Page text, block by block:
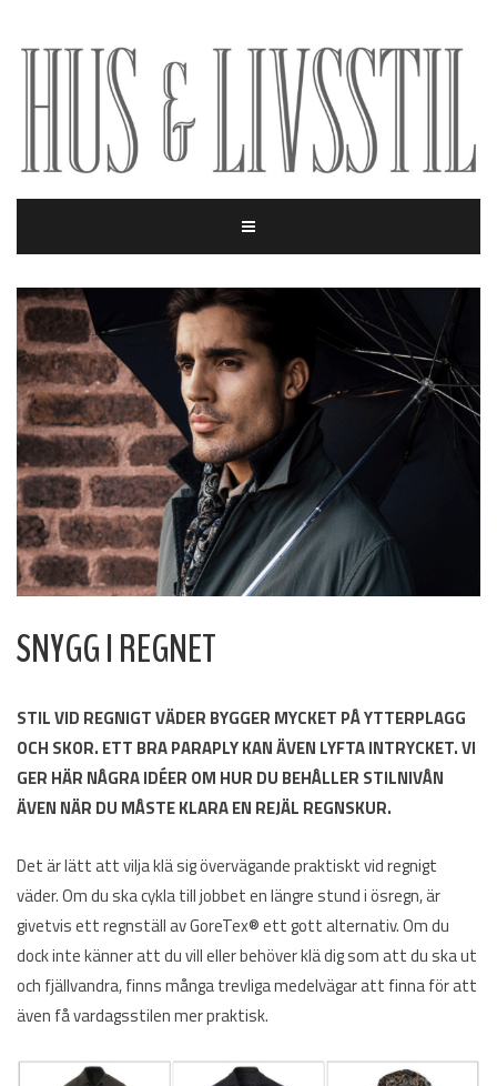
SNYGG I REGNET
STIL VID REGNIGT VÄDER BYGGER MYCKET PÅ YTTERPLAGG
OCH SKOR. ETT BRA PARAPLY KAN ÄVEN LYFTA INTRYCKET. VI
GER HÄR NÅGRA IDÉER OM HUR DU BEHÅLLER STILNIVÅN
ÄVEN NÄR DU MÅSTE KLARA EN REJÄL REGNSKUR.
Det är lätt att vilja klä sig övervägande praktiskt vid regnigt
väder. Om du ska cykla till jobbet en längre stund i ösregn, är
givetvis ett regnställ av Gore­Tex® ett gott alternativ. Om du
dock inte känner att du vill eller behöver klä dig som att du ska ut
och fjällvandra, finns många trevliga medelvägar att finna för att
även få vardagsstilen mer praktisk.